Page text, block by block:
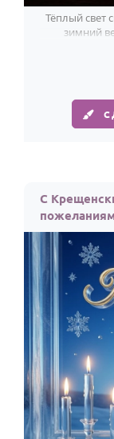
Тёплый свет
зимний
С